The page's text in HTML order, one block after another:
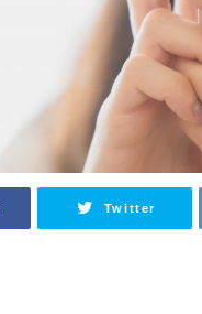
Twitter